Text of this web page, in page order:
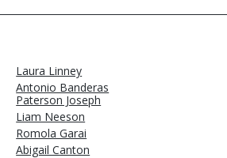
Laura Linney
Antonio Banderas
Paterson Joseph
Liam Neeson
Romola Garai
Abigail Canton